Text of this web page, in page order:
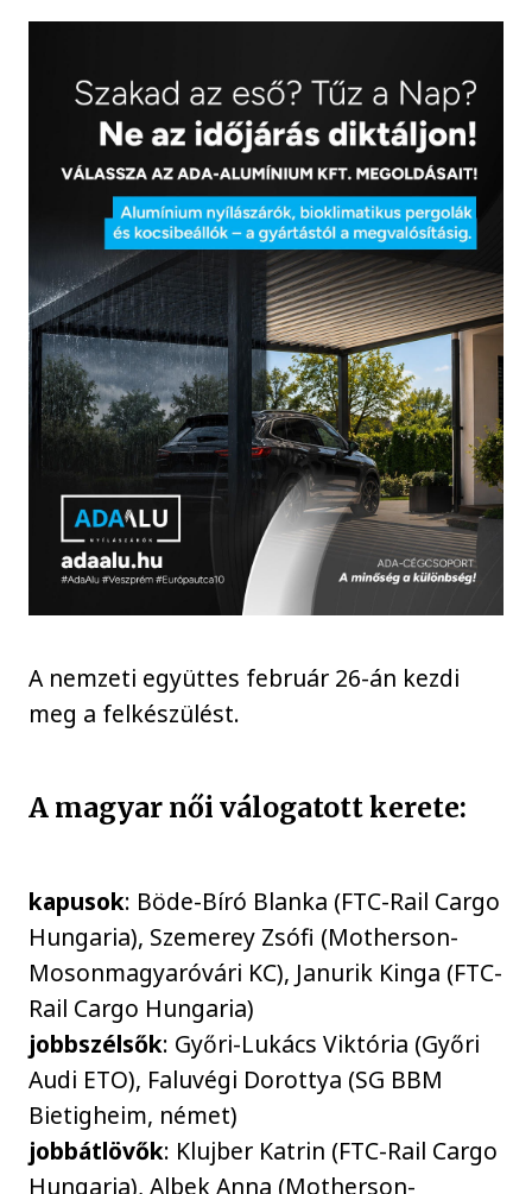
A nemzeti együttes február 26-án kezdi
meg a felkészülést.
A magyar női válogatott kerete:
kapusok: Böde-Bíró Blanka (FTC-Rail Cargo
Hungaria), Szemerey Zsófi (Motherson-
Mosonmagyaróvári KC), Janurik Kinga (FTC-
Rail Cargo Hungaria)
jobbszélsők: Győri-Lukács Viktória (Győri
Audi ETO), Faluvégi Dorottya (SG BBM
Bietigheim, német)
jobbátlövők: Klujber Katrin (FTC-Rail Cargo
Hungaria), Albek Anna (Motherson-